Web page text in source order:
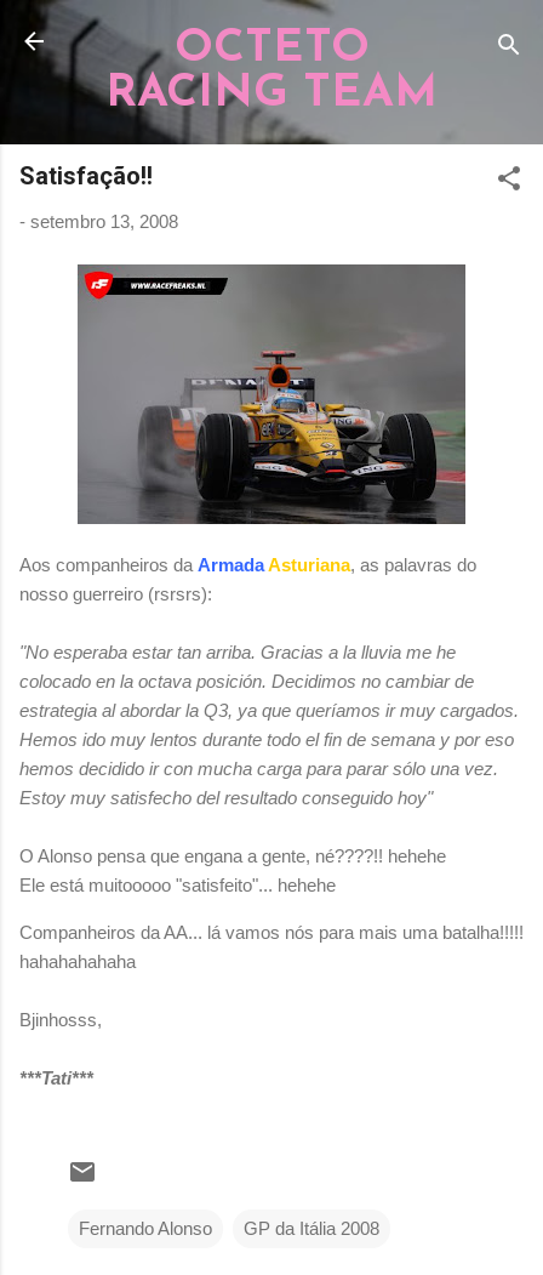
Pular para o conteúdo principal
OCTETO
RACING TEAM
Satisfação!!
- setembro 13, 2008
Aos companheiros da ArmadaAsturiana, as palavras do
nosso guerreiro (rsrsrs):
"No esperaba estar tan arriba. Gracias a la lluvia me he
colocado en la octava posición. Decidimos no cambiar de
estrategia al abordar la Q3, ya que queríamos ir muy cargados.
Hemos ido muy lentos durante todo el fin de semana y por eso
hemos decidido ir con mucha carga para parar sólo una vez.
Estoy muy satisfecho del resultado conseguido hoy"
O Alonso pensa que engana a gente, né????!! hehehe
Ele está muitooooo "satisfeito"... hehehe
Companheiros da AA... lá vamos nós para mais uma batalha!!!!!
hahahahahaha
Bjinhosss,
***Tati***
Fernando Alonso GP da Itália 2008